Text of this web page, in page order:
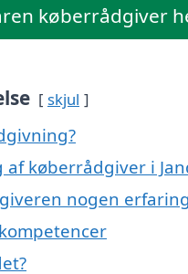
køberrådgiver
skjul
køberrådgiver i
nogen